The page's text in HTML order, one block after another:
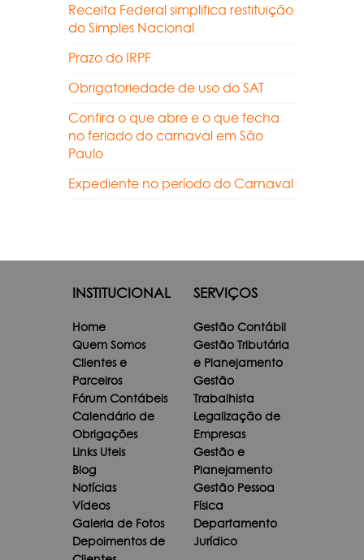
Receita Federal simplifica restituição
do Simples Nacional
Prazo do IRPF
Obrigatoriedade de uso do SAT
Confira o que abre e o que fecha
no feriado do carnaval em São
Paulo
Expediente no período do Carnaval
INSTITUCIONAL
Home
Quem Somos
Clientes e
Parceiros
Fórum Contábeis
Calendário de
Obrigações
Links Uteis
Blog
Notícias
Vídeos
Galeria de Fotos
Depoimentos de
SERVIÇOS
Gestão Contábil
Gestão Tributária
e Planejamento
Gestão
Trabalhista
Legalização de
Empresas
Gestão e
Planejamento
Gestão Pessoa
Física
Departamento
Jurídico